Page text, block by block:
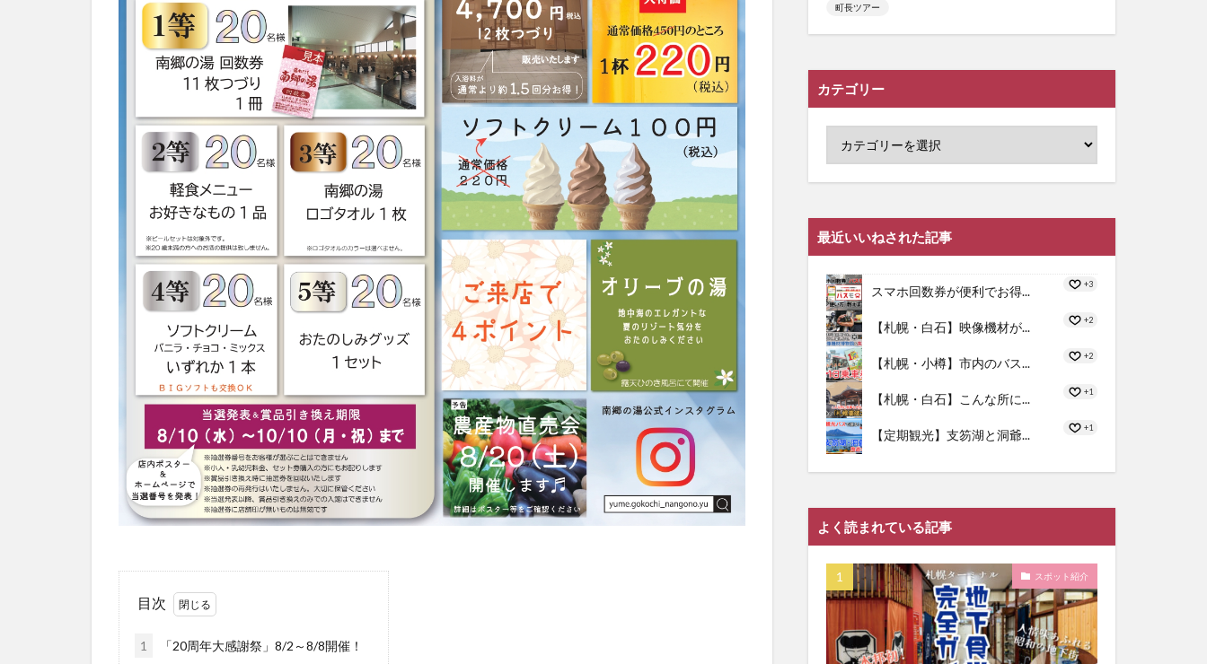
目次
1 「20周年大感謝祭」8/2～8/8開催！
町長ツアー
カテゴリー
最近いいねされた記事
スマホ回数券が便利でお得... +3
【札幌・白石】映像機材が... +2
【札幌・小樽】市内のバス... +2
【札幌・白石】こんな所に... +1
【定期観光】支笏湖と洞爺... +1
よく読まれている記事
スポット紹介